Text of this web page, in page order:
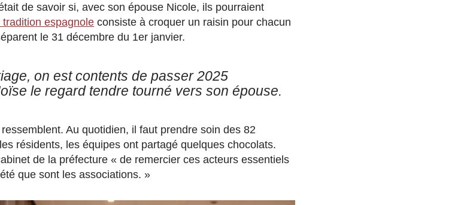
de savoir si, avec son épouse Nicole, ils pourraient
tradition espagnole consiste à croquer un raisin pour chacun
le 31 décembre du 1er janvier.
on est contents de passer 2025
le regard tendre tourné vers son épouse.
Au quotidien, il faut prendre soin des 82
résidents, les équipes ont partagé quelques chocolats.
de la préfecture « de remercier ces acteurs essentiels
que sont les associations. »